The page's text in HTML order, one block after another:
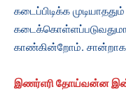
கடைப்பிடிக்க
காண்கின்றோம்.
இணர்எரி தோய்வன்ன